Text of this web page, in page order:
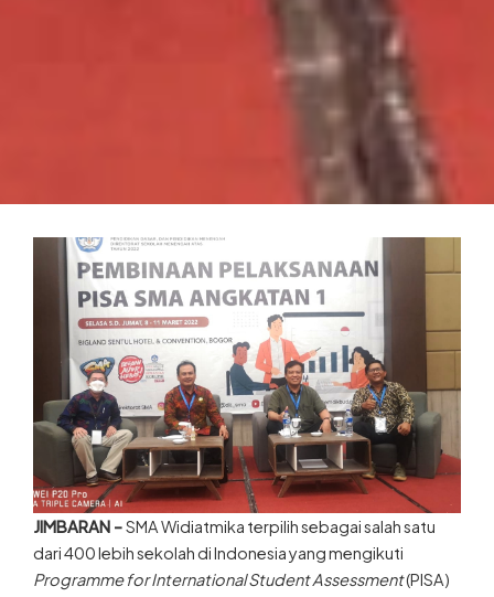
JIMBARAN –SMA Widiatmika terpilih sebagai salah satu
dari 400 lebih sekolah di Indonesia yang mengikuti
Programme for International Student Assessment(PISA)